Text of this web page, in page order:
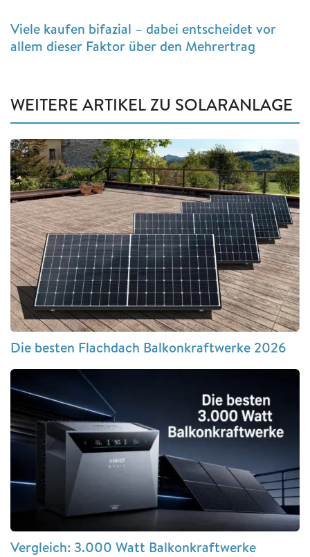
Viele kaufen bifazial – dabei entscheidet vor
allem dieser Faktor über den Mehrertrag
WEITERE ARTIKEL ZU SOLARANLAGE
Die besten Flachdach Balkonkraftwerke 2026
Vergleich: 3.000 Watt Balkonkraftwerke